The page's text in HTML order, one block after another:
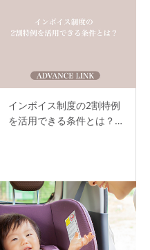
インボイス制度の2割特例
を活用できる条件とは？…